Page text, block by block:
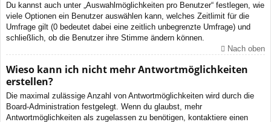
Du kannst auch unter „Auswahlmöglichkeiten pro Benutzer“ festlegen, wie
viele Optionen ein Benutzer auswählen kann, welches Zeitlimit für die
Umfrage gilt (0 bedeutet dabei eine zeitlich unbegrenzte Umfrage) und
schließlich, ob die Benutzer ihre Stimme ändern können.
Nach oben
Wieso kann ich nicht mehr Antwortmöglichkeiten
erstellen?
Die maximal zulässige Anzahl von Antwortmöglichkeiten wird durch die
Board-Administration festgelegt. Wenn du glaubst, mehr
Antwortmöglichkeiten als zugelassen zu benötigen, kontaktiere einen